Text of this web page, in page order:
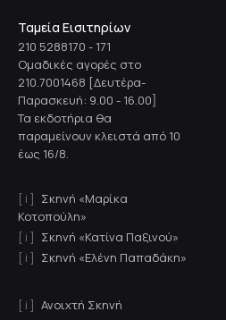
Ταμεία Εισιτηρίων
210 5288170 - 171
Ομαδικές αγορές στο
210.7001468 [Δευτέρα-
Παρασκευή: 9.00 - 16.00]
Τα εκδοτήρια θα
παραμείνουν κλειστά από 10
έως 16/8.
Σκηνή «Μαρίκα
Κοτοπούλη»
Σκηνή «Κατίνα Παξινού»
Σκηνή «Ελένη Παπαδάκη»
Ανοιχτή Σκηνή